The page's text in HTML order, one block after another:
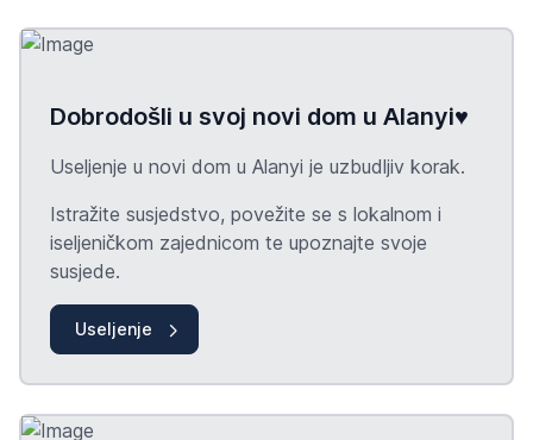
Dobrodošli u svoj novi dom u Alanyi♥️
Useljenje u novi dom u Alanyi je uzbudljiv korak.
Istražite susjedstvo, povežite se s lokalnom i
iseljeničkom zajednicom te upoznajte svoje
susjede.
Useljenje